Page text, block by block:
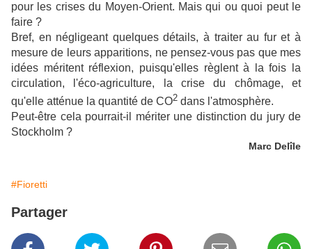
pour les crises du Moyen-Orient. Mais qui ou quoi peut le
faire ?
Bref, en négligeant quelques détails, à traiter au fur et à
mesure de leurs apparitions, ne pensez-vous pas que mes
idées méritent réflexion, puisqu'elles règlent à la fois la
circulation, l'éco-agriculture, la crise du chômage, et
qu'elle atténue la quantité de CO2 dans l'atmosphère.
Peut-être cela pourrait-il mériter une distinction du jury de
Stockholm ?
Marc Delîle
#Fioretti
Partager